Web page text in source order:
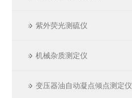
紫外荧光测硫仪
机械杂质测定仪
变压器油自动凝点倾点测定仪